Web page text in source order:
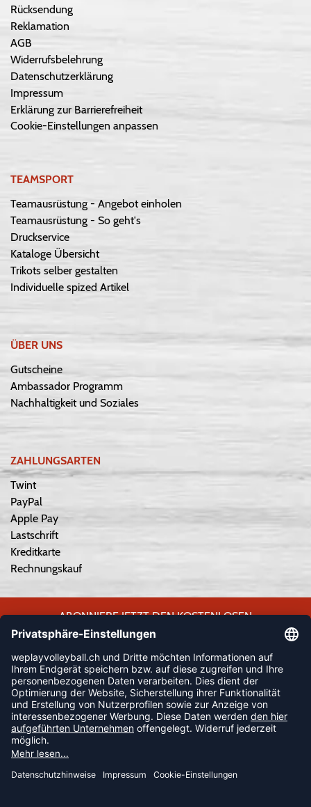
Rücksendung
Reklamation
AGB
Widerrufsbelehrung
Datenschutzerklärung
Impressum
Erklärung zur Barrierefreiheit
Cookie-Einstellungen anpassen
TEAMSPORT
Teamausrüstung - Angebot einholen
Teamausrüstung - So geht's
Druckservice
Kataloge Übersicht
Trikots selber gestalten
Individuelle spized Artikel
ÜBER UNS
Gutscheine
Ambassador Programm
Nachhaltigkeit und Soziales
ZAHLUNGSARTEN
Twint
PayPal
Apple Pay
Lastschrift
Kreditkarte
Rechnungskauf
ABONNIERE JETZT DEN KOSTENLOSEN
WEPLAYVOLLEYBALL-NEWSLETTER UND VERPASSE KEINE
JETZT ANMELDEN
FOLLOW US